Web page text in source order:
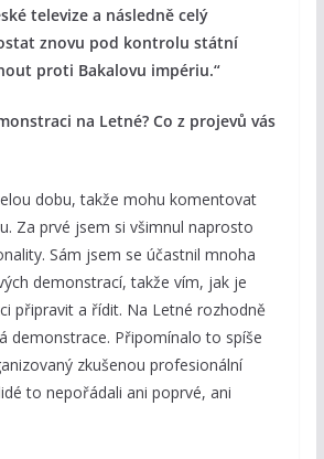
televize a následně celý
znovu pod kontrolu státní
proti Bakalovu impériu.“
na Letné? Co z projevů vás
dobu, takže mohu komentovat
Za prvé jsem si všimnul naprosto
Sám jsem se účastnil mnoha
demonstrací, takže vím, jak je
připravit a řídit. Na Letné rozhodně
demonstrace. Připomínalo to spíše
zkušenou profesionální
to nepořádali ani poprvé, ani